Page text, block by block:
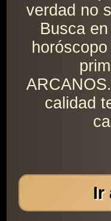
verdad no
Busca
calidad
Ir